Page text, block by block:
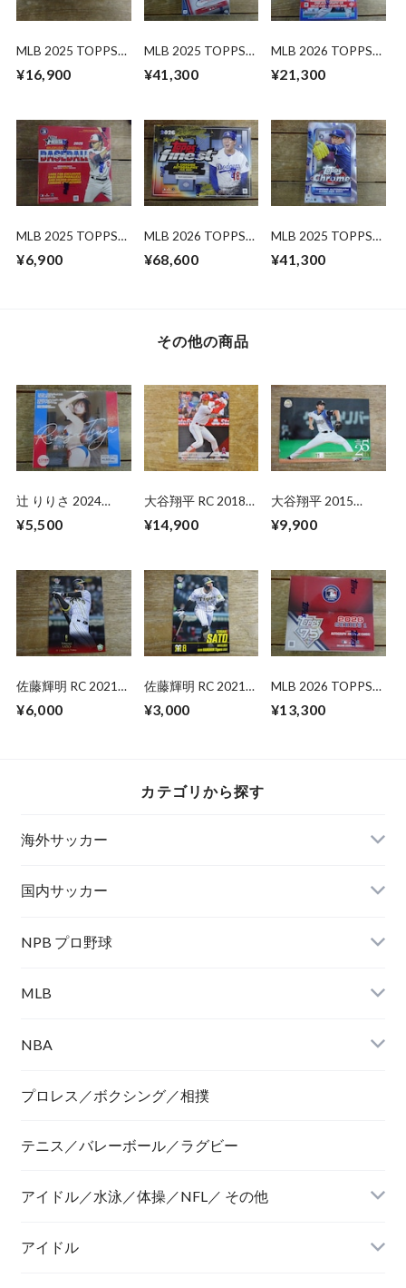
MLB 2025 TOPPS
未開封 BOX
¥16,900
MLB 2025 TOPPS
SERIES HOBBY 未開
¥41,300
MLB 2026 TOPPS
未開封 BOX
¥21,300
MLB 2025 TOPPS
BOX 未開封 1BOX
¥6,900
MLB 2026 TOPPS
開封 BOX
¥68,600
MLB 2025 TOPPS
開封 BOX
¥41,300
その他の商品
辻 りりさ 2024
BOX
¥5,500
大谷翔平 RC 2018
07.08.18 ( 日本語版
¥14,900
大谷翔平 2015
¥9,900
佐藤輝明 RC 2021
ン
¥6,000
佐藤輝明 RC 2021
ス
¥3,000
MLB 2026 TOPPS
EDITION 未開封
¥13,300
カテゴリから探す
海外サッカー
国内サッカー
NPB プロ野球
MLB
NBA
プロレス／ボクシング／相撲
テニス／バレーボール／ラグビー
アイドル／水泳／体操／NFL／ その他
アイドル